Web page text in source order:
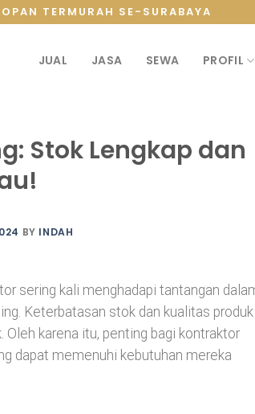
TERMURAH SE-SURABAYA
JUAL JASA SEWA PROFIL
Stok Lengkap dan
BY INDAH
sering kali menghadapi tantangan
Keterbatasan stok dan kualitas produk
karena itu, penting bagi kontraktor
dapat memenuhi kebutuhan mereka